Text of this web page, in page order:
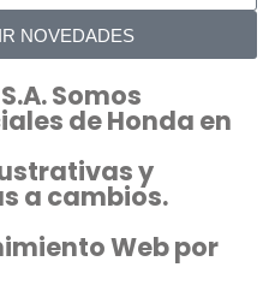
NOVEDADES
Somos
de Honda en
y
a cambios.
Web por